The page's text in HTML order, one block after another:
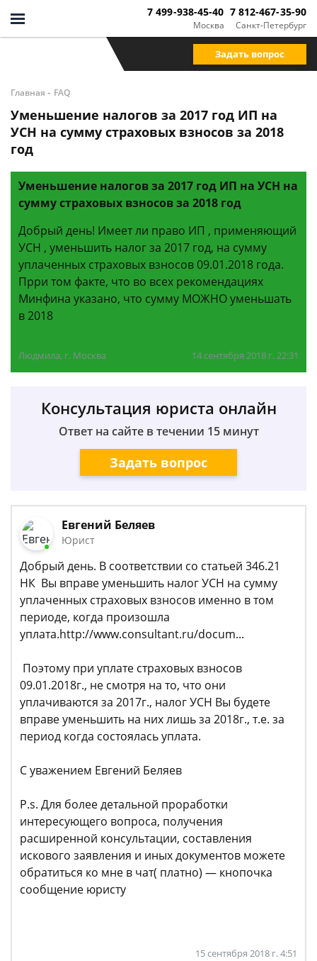
Москва
7 499-938-45-40
Санкт-Петербург
7 812-467-35-90
Задать вопрос
Главная - FAQ
Уменьшение налогов за 2017 год ИП на
УСН на сумму страховых взносов за 2018
год
Уменьшение налогов за 2017 год ИП на УСН на
сумму страховых взносов за 2018 год
Добрый день! Имеет ли право ИП , применяющий
УСН , уменьшить налог за 2017 год, на сумму
уплаченных страховых взносов 09.01.2018 года.
Прри том факте, что во всех рекомендациях
Минфина указано, что сумму МОЖНО уменьшать
в 2018
Людмила, г. Москва 14 сентября 2018 г. 22:31
Консультация юриста онлайн
Ответ на сайте в течении 15 минут
Задать вопрос
Евгений Беляев
Юрист
Добрый день. В соответствии со статьей 346.21
НК Вы вправе уменьшить налог УСН на сумму
уплаченных страховых взносов именно в том
периоде, когда произошла
уплата.http://www.consultant.ru/docum...
Поэтому при уплате страховых взносов
09.01.2018г., не смотря на то, что они
уплачиваются за 2017г., налог УСН Вы будете
вправе уменьшить на них лишь за 2018г., т.е. за
период когда состоялась уплата.
С уважением Евгений Беляев
P.s. Для более детальной проработки
интересующего вопроса, получения
расширенной консультации, составления
искового заявления и иных документов можете
обратиться ко мне в чат( платно) — кнопочка
сообщение юристу
15 сентября 2018 г. 4:51